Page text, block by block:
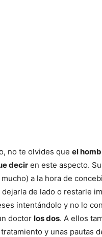
no te olvides que el
decir en este aspecto.
a la hora de
de lado o restarle
intentándolo y no lo
doctor los dos. A ellos
y unas pautas